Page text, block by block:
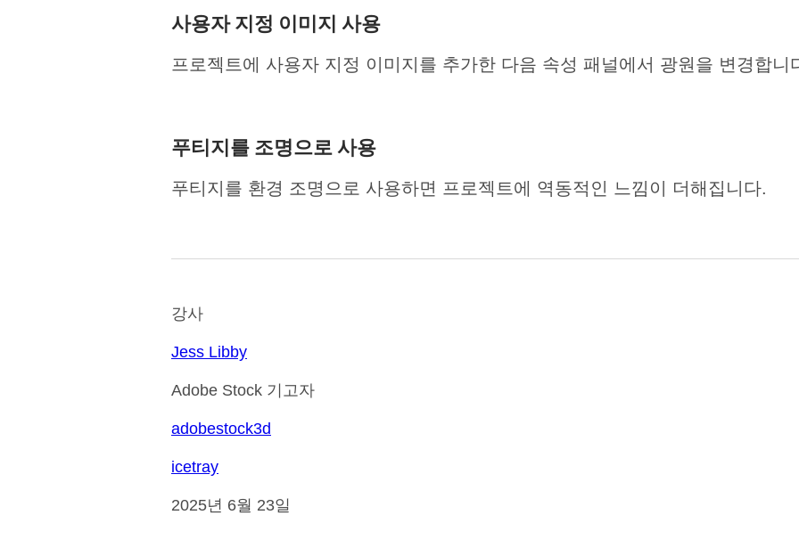
사용자 지정 이미지 사용
프로젝트에 사용자 지정 이미지를 추가한 다음 속성 패널에서 광원을 변경합니
푸티지를 조명으로 사용
푸티지를 환경 조명으로 사용하면 프로젝트에 역동적인 느낌이 더해집니다.
강사
Jess Libby
Adobe Stock 기고자
adobestock3d
icetray
2025년 6월 23일